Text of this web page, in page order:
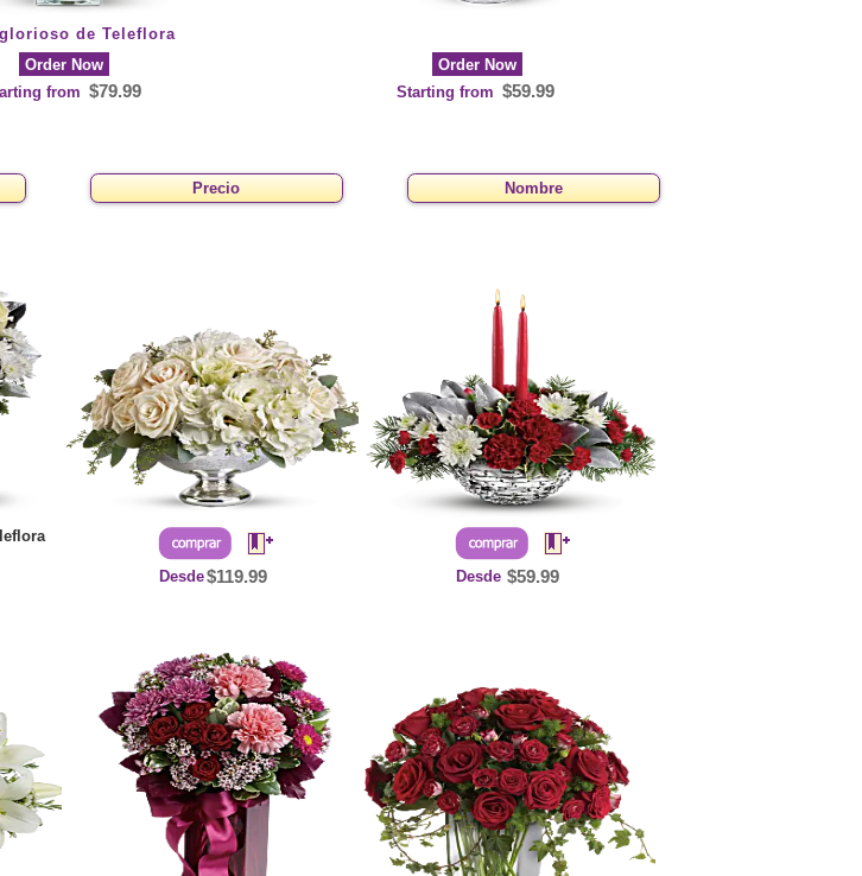
de Teleflora
Order Now
from $79.99
Order Now
Starting from $59.99
Precio Nombre
Desde$119.99 Desde $59.99